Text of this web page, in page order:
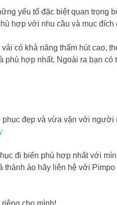
yếu tố đặc biệt quan trọng
hợp với nhu cầu và mục
có khả năng thấm hút cao,
hợp nhất. Ngoài ra bạn có
đẹp và vừa vặn với người
đi biển phù hợp nhất với
thành áo hãy liên hệ với
cho mình!